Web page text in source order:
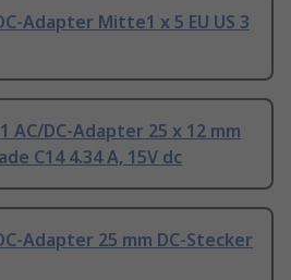
Adapter Mitte1 x 5 EU US 3
1 AC/DC-Adapter 25 x 12 mm
C14 4.34 A, 15V dc
Adapter 25 mm DC-Stecker